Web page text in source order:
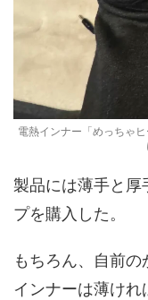
電熱インナー「めっちゃ
製品には薄手と厚
プを購入した。
もちろん、自前の
インナーは薄けれ